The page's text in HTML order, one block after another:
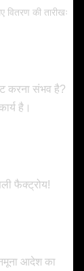
की तारीखः
करना संभव है?
है।
फैक्ट्रोय!
आदेश का